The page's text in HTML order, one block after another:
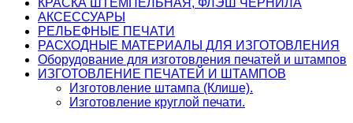
КРАСКА ШТЕМПЕЛЬНАЯ, ФЛЭШ ЧЕРНИЛА
АКСЕССУАРЫ
РЕЛЬЕФНЫЕ ПЕЧАТИ
РАСХОДНЫЕ МАТЕРИАЛЫ ДЛЯ ИЗГОТОВЛЕНИЯ
Оборудование для изготовления печатей и штампов
ИЗГОТОВЛЕНИЕ ПЕЧАТЕЙ И ШТАМПОВ
Изготовление штампа (Клише).
Изготовление круглой печати.